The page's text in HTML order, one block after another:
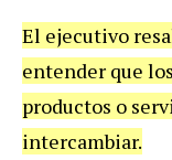
El ejecutivo
entender que
productos o
intercambiar.